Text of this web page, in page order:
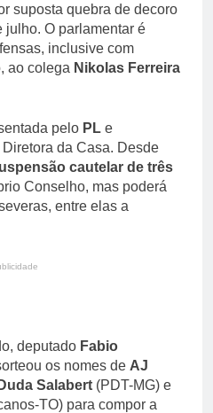
suposta quebra de decoro
julho. O parlamentar é
inclusive com
ao colega Nikolas Ferreira
pelo PL e
da Casa. Desde
cautelar de três
Conselho, mas poderá
entre elas a
deputado Fabio
os nomes de AJ
Duda Salabert (PDT-MG) e
TO) para compor a